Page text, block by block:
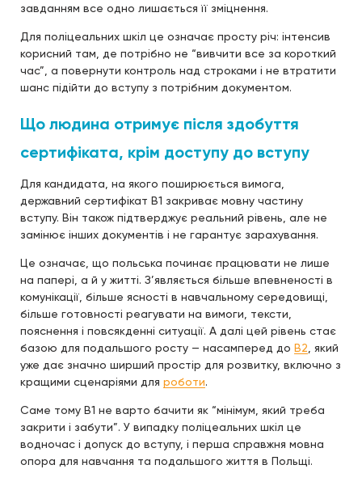
завданням все одно лишається її зміцнення.
Для поліцеальних шкіл це означає просту річ: інтенсив
корисний там, де потрібно не “вивчити все за короткий
час”, а повернути контроль над строками і не втратити
шанс підійти до вступу з потрібним документом.
Що людина отримує після здобуття
сертифіката, крім доступу до вступу
Для кандидата, на якого поширюється вимога,
державний сертифікат B1 закриває мовну частину
вступу. Він також підтверджує реальний рівень, але не
замінює інших документів і не гарантує зарахування.
Це означає, що польська починає працювати не лише
на папері, а й у житті. З’являється більше впевненості в
комунікації, більше ясності в навчальному середовищі,
більше готовності реагувати на вимоги, тексти,
пояснення і повсякденні ситуації. А далі цей рівень стає
базою для подальшого росту — насамперед до B2 , який
уже дає значно ширший простір для розвитку, включно з
кращими сценаріями для роботи.
Саме тому B1 не варто бачити як “мінімум, який треба
закрити і забути”. У випадку поліцеальних шкіл це
водночас і допуск до вступу, і перша справжня мовна
опора для навчання та подальшого життя в Польщі.